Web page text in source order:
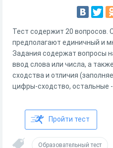
Тест содержит 20 вопросов.
предполагают единичный и
Задания содержат вопросы
ввод слова или числа, а
сходства и отличия
цифры-сходство,
Пройти тест
Образовательный тест